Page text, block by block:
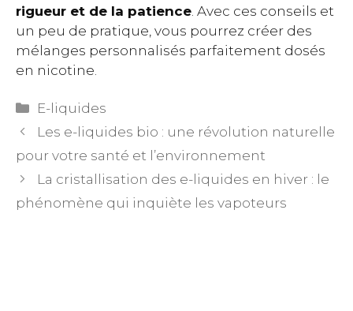
rigueur et de la patience . Avec ces conseils et
un peu de pratique, vous pourrez créer des
mélanges personnalisés parfaitement dosés
en nicotine.
Catégories
E-liquides
Les e-liquides bio : une révolution naturelle
pour votre santé et l’environnement
La cristallisation des e-liquides en hiver : le
phénomène qui inquiète les vapoteurs